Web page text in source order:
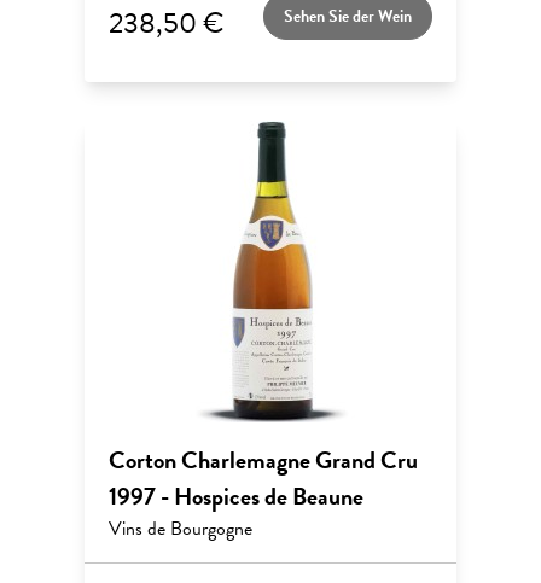
238,50 € Sehen Sie der Wein
Corton Charlemagne Grand Cru
1997 - Hospices de Beaune
Vins de Bourgogne